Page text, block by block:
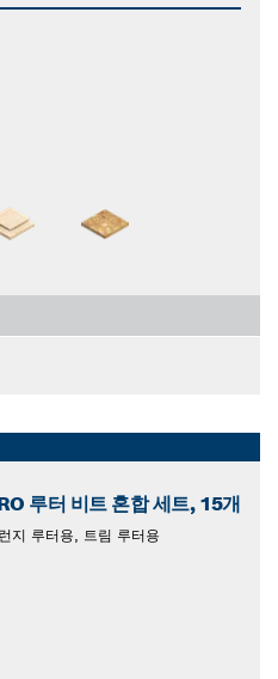
루터 비트 혼합 세트, 15개
지 루터용, 트림 루터용